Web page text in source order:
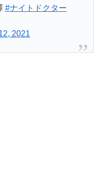
#ナイトドクター
2021